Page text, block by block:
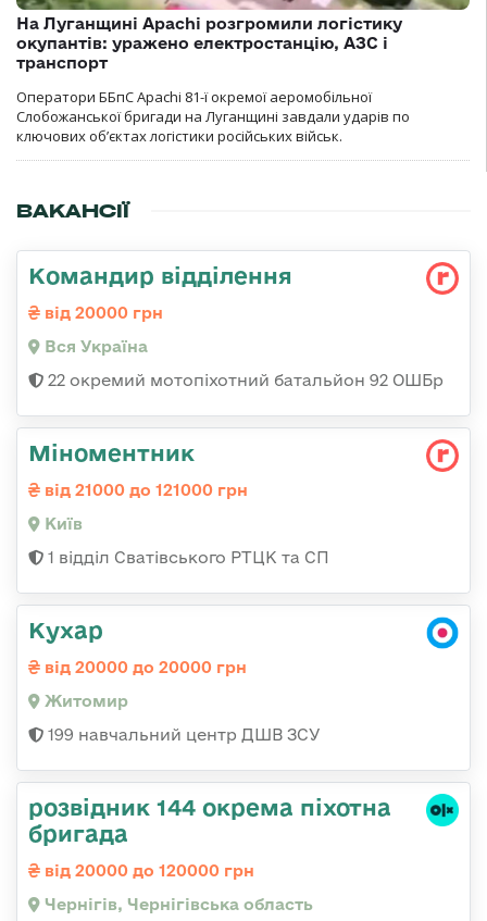
На Луганщині Apachi розгромили логістику
окупантів: уражено електростанцію, АЗС і
транспорт
Оператори ББпС Apachi 81-ї окремої аеромобільної
Слобожанської бригади на Луганщині завдали ударів по
ключових об’єктах логістики російських військ.
ВАКАНСІЇ
Командир відділення
від 20000 грн
Вся Україна
22 окремий мотопіхотний батальйон 92 ОШБр
Міноментник
від 21000 до 121000 грн
Київ
1 відділ Сватівського РТЦК та СП
Кухар
від 20000 до 20000 грн
Житомир
199 навчальний центр ДШВ ЗСУ
розвідник 144 окрема піхотна
бригада
від 20000 до 120000 грн
Чернігів, Чернігівська область